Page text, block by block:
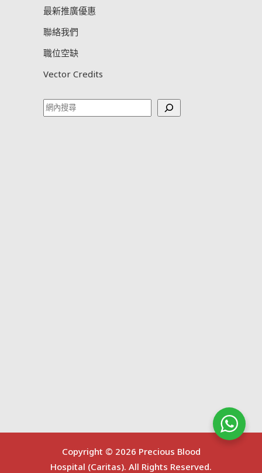
最新推廣優惠
聯絡我們
職位空缺
Vector Credits
Search
Copyright © 2026 Precious Blood
Hospital (Caritas). All Rights Reserved.